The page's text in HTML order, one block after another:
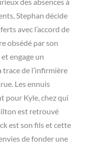
Stephan décide
avec l’accord de
obsédé par son
engage un
de l’infirmière
Les ennuis
pour Kyle, chez qui
est retrouvé
est son fils et cette
de fonder une